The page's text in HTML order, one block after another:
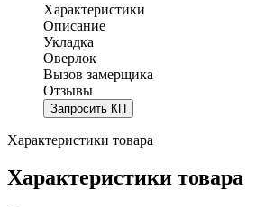
Характеристики
Описание
Укладка
Оверлок
Вызов замерщика
Отзывы
Запросить КП
Характеристики товара
Характеристики товара